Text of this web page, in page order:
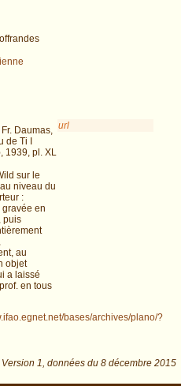
Daumas,
de Ti I
1939, pl. XL
sur le
niveau du
:
gravée en
puis
au
objet
a laissé
en tous
url
bases/archives/plano/?
Version 1, données du 8 décembre 2015